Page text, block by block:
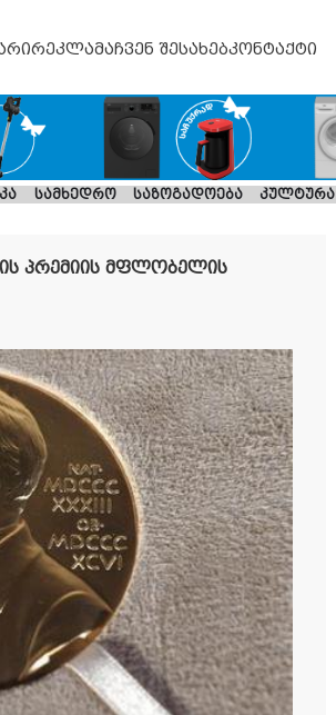
რეკლამაჩვენ შესახებკონტაქტი
სამხედრო საზოგადოება კულტურა
პრემიის მფლობელის